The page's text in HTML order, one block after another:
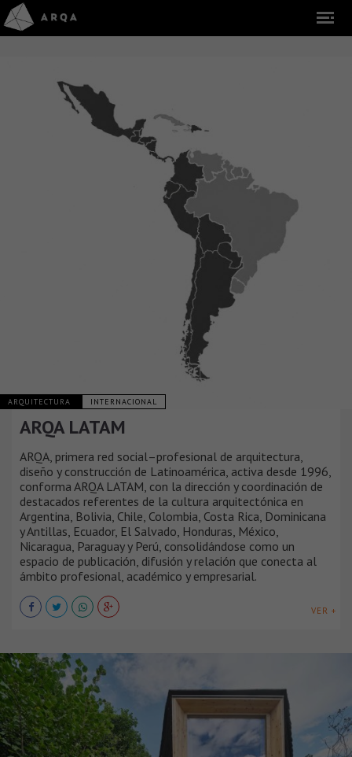
ARQUITECTURA INTERNACIONAL
ARQA LATAM
ARQA, primera red social–profesional de arquitectura,
diseño y construcción de Latinoamérica, activa desde 1996,
conforma ARQA LATAM, con la dirección y coordinación de
destacados referentes de la cultura arquitectónica en
Argentina, Bolivia, Chile, Colombia, Costa Rica, Dominicana
y Antillas, Ecuador, El Salvado, Honduras, México,
Nicaragua, Paraguay y Perú, consolidándose como un
espacio de publicación, difusión y relación que conecta al
ámbito profesional, académico y empresarial.
VER +